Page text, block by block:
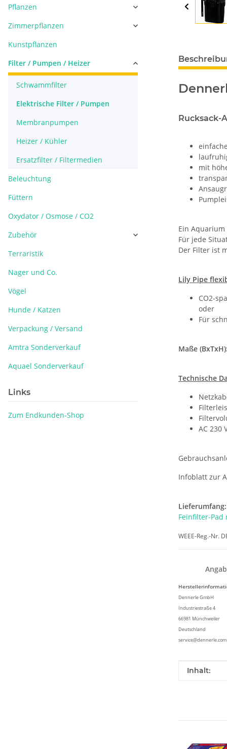
Rucksack-
mit
Ein
Für jede
Der Filter ist
Lily Pipe
CO2-
oder
Für
Maße (BxTxH):
Technische
AC 230
Infoblatt zur
Lieferumfang:
Feinfilter-
WEEE-Reg.-Nr.
Dennerle GmbH
Industriestraße 4
66981 Münchweiler
Deutschland
service@dennerle.com
Wert
Inhalt:
Pflanzen
Zimmerpflanzen
Kunstpflanzen
Filter / Pumpen / Heizer
Schwammfilter
Elektrische Filter / Pumpen
Membranpumpen
Heizer / Kühler
Ersatzfilter / Filtermedien
Beleuchtung
Füttern
Oxydator / Osmose / CO2
Zubehör
Terraristik
Nager und Co.
Vögel
Hunde / Katzen
Verpackung / Versand
Amtra Sonderverkauf
Aquael Sonderverkauf
Links
Zum Endkunden-Shop